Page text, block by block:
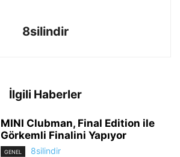
8silindir
İlgili Haberler
MINI Clubman, Final Edition ile
Görkemli Finalini Yapıyor
GENEL 8silindir